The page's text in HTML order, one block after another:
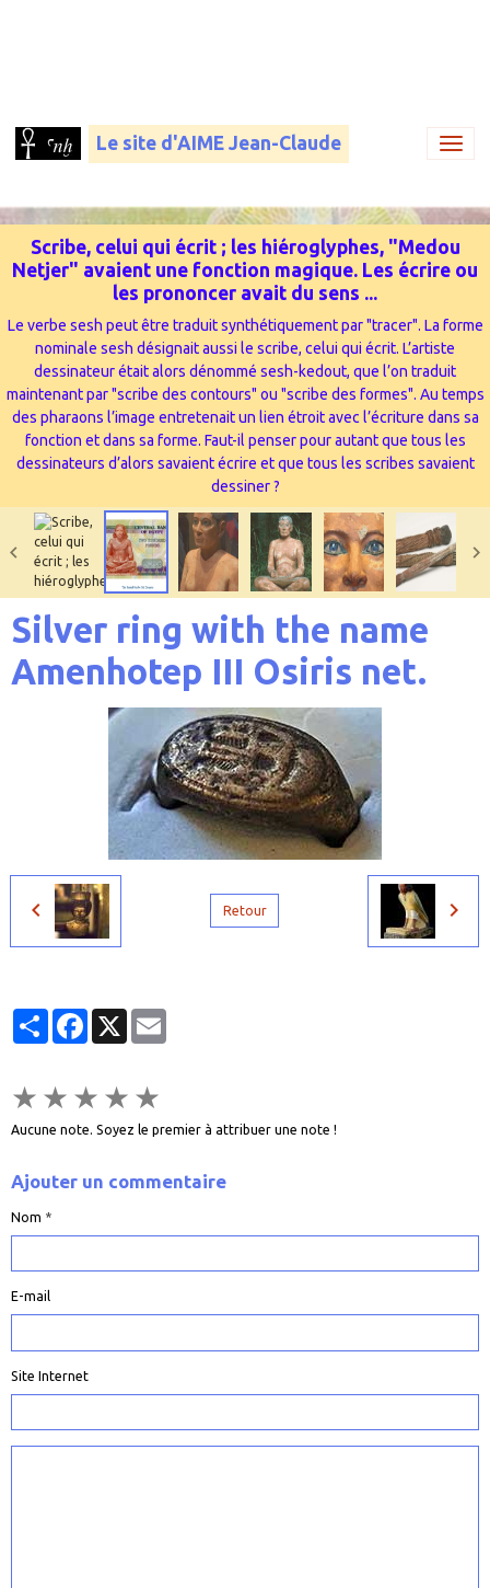
Le site d'AIME Jean-Claude
Scribe, celui qui écrit ; les hiéroglyphes, "Medou
Netjer" avaient une fonction magique. Les écrire ou
les prononcer avait du sens ...
Le verbe sesh peut être traduit synthétiquement par "tracer". La forme
nominale sesh désignait aussi le scribe, celui qui écrit. L’artiste
dessinateur était alors dénommé sesh-kedout, que l’on traduit
maintenant par "scribe des contours" ou "scribe des formes". Au temps
des pharaons l’image entretenait un lien étroit avec l’écriture dans sa
fonction et dans sa forme. Faut-il penser pour autant que tous les
dessinateurs d’alors savaient écrire et que tous les scribes savaient
dessiner ?
Silver ring with the name
Amenhotep III Osiris net.
Retour
PartagerFacebook
X
★ ★ ★ ★ ★
Aucune note. Soyez le premier à attribuer une note !
Ajouter un commentaire
Nom
E-mail
Site Internet